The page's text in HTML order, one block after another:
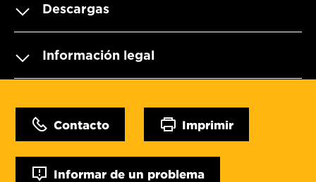
Descargas
Información legal
Contacto Imprimir
Informar de un problema